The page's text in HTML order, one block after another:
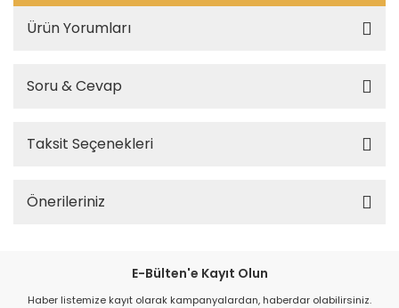
Ürün Yorumları
Soru & Cevap
Taksit Seçenekleri
Önerileriniz
E-Bülten'e Kayıt Olun
Haber listemize kayıt olarak kampanyalardan, haberdar olabilirsiniz.